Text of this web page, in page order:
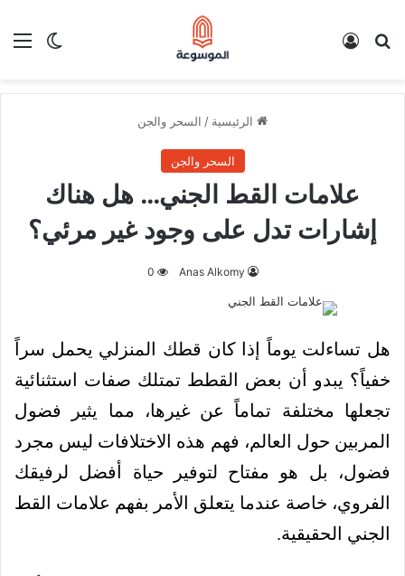
الوضع بحث عن
الرئيسية / السحر والجن
السحر والجن
علامات القط الجني… هل هناك
إشارات تدل على وجود غير مرئي؟
Anas Alkomy
0
هل تساءلت يوماً إذا كان قطك المنزلي يحمل سراً
خفياً؟ يبدو أن بعض القطط تمتلك صفات استثنائية
تجعلها مختلفة تماماً عن غيرها، مما يثير فضول
المربين حول العالم، فهم هذه الاختلافات ليس مجرد
فضول، بل هو مفتاح لتوفير حياة أفضل لرفيقك
الفروي، خاصة عندما يتعلق الأمر بفهم علامات القط
الجني الحقيقية.